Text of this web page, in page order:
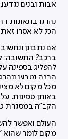
אבות ובנים
נהרגו בתאונות
הכל לא אסרו
אם נתבונן
ברכב? התשובה:
להפליג בספינה
הרבה נטבעו
מכל מקום לא
באותן ספינות.
הקב"ה במסגרת
העולם ואפשר
מקום לומר שהוא